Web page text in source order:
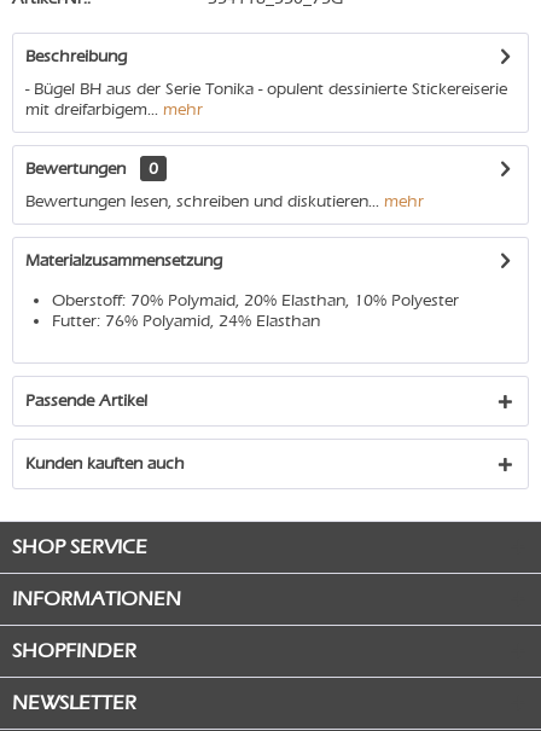
Beschreibung
- Bügel BH aus der Serie Tonika - opulent dessinierte Stickereiserie
mit dreifarbigem... mehr
Bewertungen
0
Bewertungen lesen, schreiben und diskutieren... mehr
Materialzusammensetzung
Oberstoff: 70% Polymaid, 20% Elasthan, 10% Polyester
Futter: 76% Polyamid, 24% Elasthan
Passende Artikel
Kunden kauften auch
SHOP SERVICE
INFORMATIONEN
SHOPFINDER
NEWSLETTER